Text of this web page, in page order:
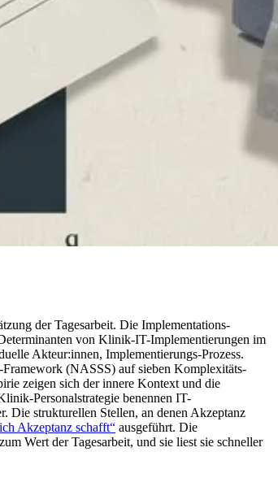
der Tagesarbeit. Die Implementations-
von Klinik-IT-Implementierungen im
Akteur:innen, Implementierungs-Prozess.
(NASSS) auf sieben Komplexitäts-
zeigen sich der innere Kontext und die
Personalstrategie benennen IT-
Die strukturellen Stellen, an denen Akzeptanz
Akzeptanz schafft“ ausgeführt. Die
Wert der Tagesarbeit, und sie liest sie schneller